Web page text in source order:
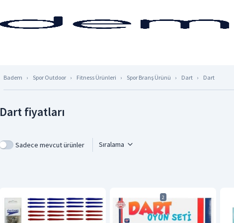
Badem Spor Outdoor Fitness Ürünleri Spor Branş Ürünü Dart Dart
Dart fiyatları
Sadece mevcut ürünler Sıralama
2